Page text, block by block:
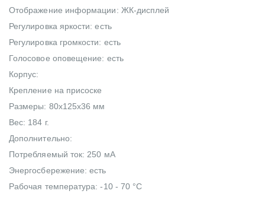
Отображение информации: ЖК-дисплей
Регулировка яркости: есть
Регулировка громкости: есть
Голосовое оповещение: есть
Корпус:
Крепление на присоске
Размеры: 80x125x36 мм
Вес: 184 г.
Дополнительно:
Потребляемый ток: 250 мА
Энергосбережение: есть
Рабочая температура: -10 - 70 °C